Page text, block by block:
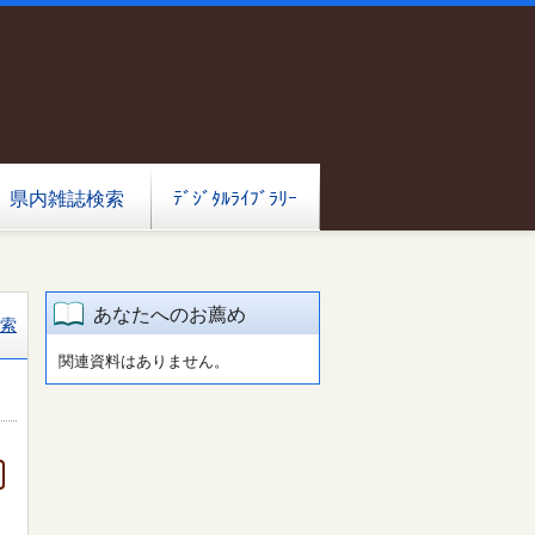
県内雑誌検索 ﾃﾞｼﾞﾀﾙﾗｲﾌﾞﾗﾘｰ
あなたへのお薦め
関連資料はありません。